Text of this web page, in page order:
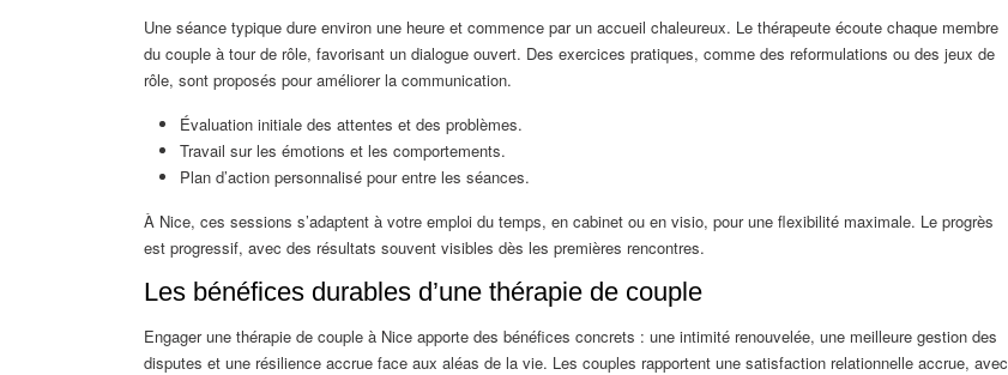
Une séance typique dure environ une heure et commence par un accueil chaleureux. Le thérapeute écoute chaque membre
du couple à tour de rôle, favorisant un dialogue ouvert. Des exercices pratiques, comme des reformulations ou des jeux de
rôle, sont proposés pour améliorer la communication.
Évaluation initiale des attentes et des problèmes.
Travail sur les émotions et les comportements.
Plan d’action personnalisé pour entre les séances.
À Nice, ces sessions s’adaptent à votre emploi du temps, en cabinet ou en visio, pour une flexibilité maximale. Le progrès
est progressif, avec des résultats souvent visibles dès les premières rencontres.
Les bénéfices durables d’une thérapie de couple
Engager une thérapie de couple à Nice apporte des bénéfices concrets : une intimité renouvelée, une meilleure gestion des
disputes et une résilience accrue face aux aléas de la vie. Les couples rapportent une satisfaction relationnelle accrue, avec